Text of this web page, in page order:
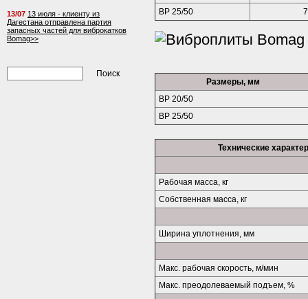
BP 25/50
Размеры, мм
BP 20/50
BP 25/50
Технические
Рабочая масса, кг
Cобственная масса, кг
Ширина уплотнения, мм
Макс. рабочая скорость, м/мин
Макс. преодолеваемый подъем, %
13/07 13 июля - клиенту из
Дагестана отправлена партия
запасных частей для виброкатков
Bomag>>